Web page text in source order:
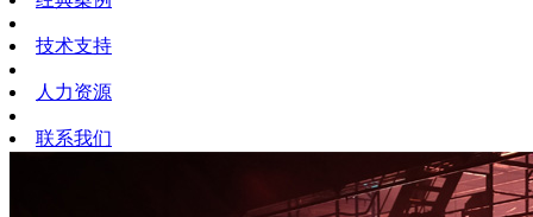
技术支持
人力资源
联系我们